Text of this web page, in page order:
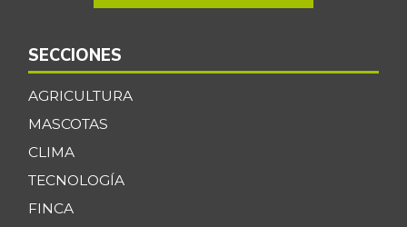
SECCIONES
AGRICULTURA
MASCOTAS
CLIMA
TECNOLOGÍA
FINCA